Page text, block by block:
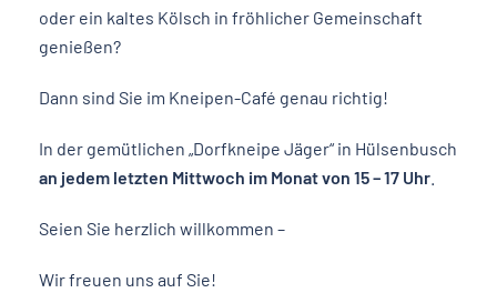
oder ein kaltes Kölsch in fröhlicher Gemeinschaft
genießen?
Dann sind Sie im Kneipen-Café genau richtig!
In der gemütlichen „Dorfkneipe Jäger“ in Hülsenbusch
an jedem letzten Mittwoch im Monat von 15 – 17 Uhr
Seien Sie herzlich willkommen –
Wir freuen uns auf Sie!